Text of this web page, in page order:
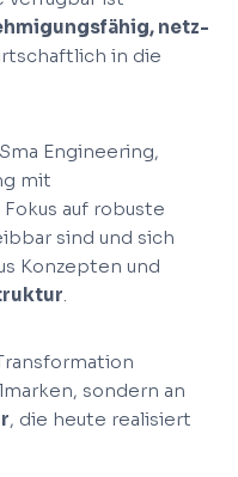
netz-
in die
Engineering,
mit
auf robuste
sind und sich
Konzepten und
.
sondern an
, die heute realisiert